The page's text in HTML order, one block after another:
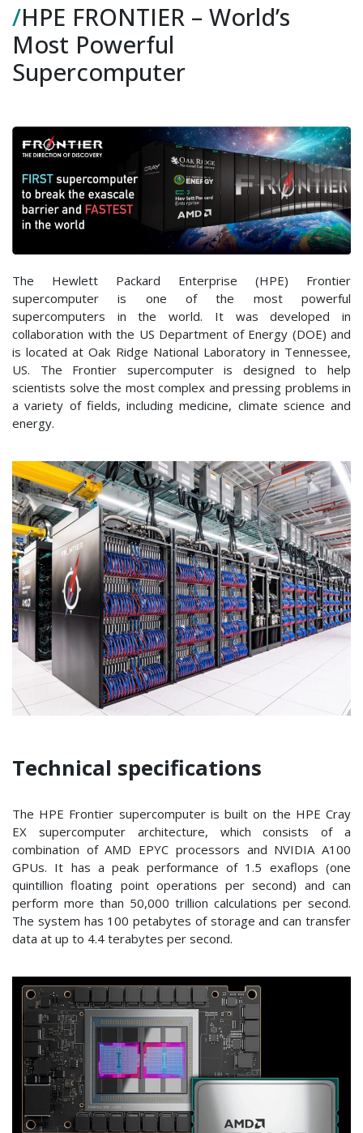
–
World’s
Most
Powerful
Supercomputer
/HPE FRONTIER – World’s
Most Powerful
Supercomputer
The Hewlett Packard Enterprise (HPE) Frontier
supercomputer is one of the most powerful
supercomputers in the world. It was developed in
collaboration with the US Department of Energy (DOE) and
is located at Oak Ridge National Laboratory in Tennessee,
US. The Frontier supercomputer is designed to help
scientists solve the most complex and pressing problems in
a variety of fields, including medicine, climate science and
energy.
Technical specifications
The HPE Frontier supercomputer is built on the HPE Cray
EX supercomputer architecture, which consists of a
combination of AMD EPYC processors and NVIDIA A100
GPUs. It has a peak performance of 1.5 exaflops (one
quintillion floating point operations per second) and can
perform more than 50,000 trillion calculations per second.
The system has 100 petabytes of storage and can transfer
data at up to 4.4 terabytes per second.